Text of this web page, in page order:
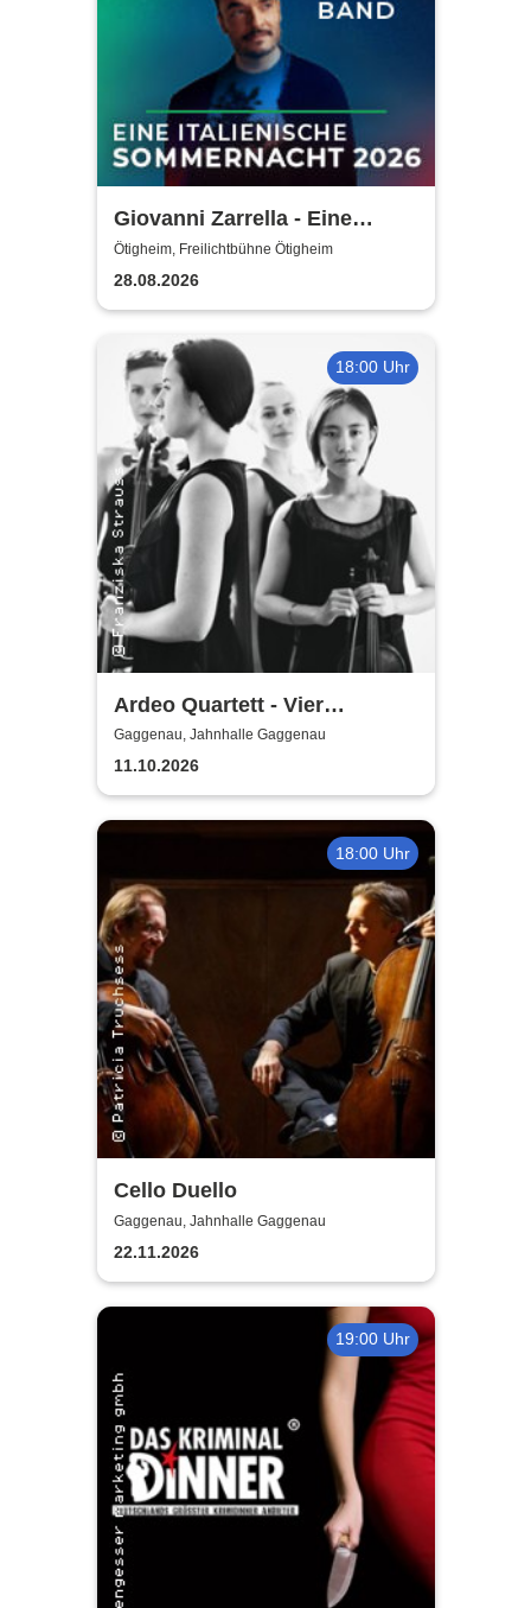
Giovanni Zarrella - Eine
italienische Sommernacht -
Live mit Band
Ötigheim, Freilichtbühne Ötigheim
28.08.2026
18:00 Uhr
Ardeo Quartett - Vier
Musikerinnen aus Frankreich
Gaggenau, Jahnhalle Gaggenau
11.10.2026
18:00 Uhr
Cello Duello
Gaggenau, Jahnhalle Gaggenau
22.11.2026
19:00 Uhr